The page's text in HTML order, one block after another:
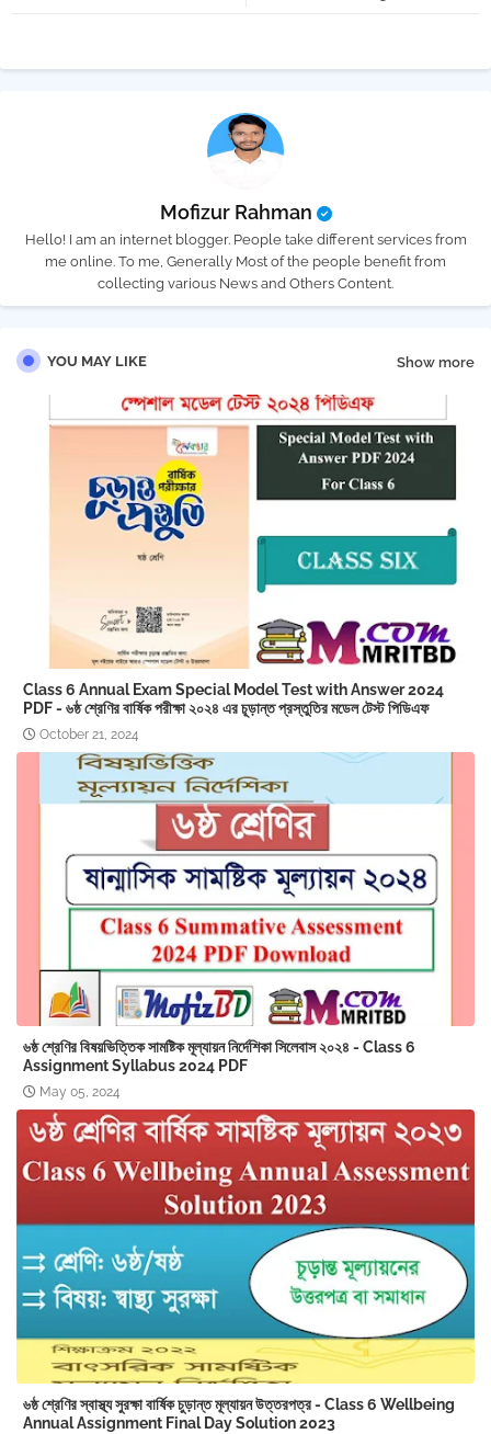
Mofizur Rahman
Hello! I am an internet blogger. People take different services from
me online. To me, Generally Most of the people benefit from
collecting various News and Others Content.
YOU MAY LIKE Show more
Class 6 Annual Exam Special Model Test with Answer 2024
PDF - ৬ষ্ঠ শ্রেণির বার্ষিক পরীক্ষা ২০২৪ এর চূড়ান্ত প্রস্তুতির মডেল টেস্ট পিডিএফ
October 21, 2024
৬ষ্ঠ শ্রেণির বিষয়ভিত্তিক সামষ্টিক মূল্যায়ন নির্দেশিকা সিলেবাস ২০২৪ - Class 6
Assignment Syllabus 2024 PDF
May 05, 2024
৬ষ্ঠ শ্রেণির স্বাস্থ্য সুরক্ষা বার্ষিক চুড়ান্ত মূল্যায়ন উত্তরপত্র - Class 6 Wellbeing
Annual Assignment Final Day Solution 2023